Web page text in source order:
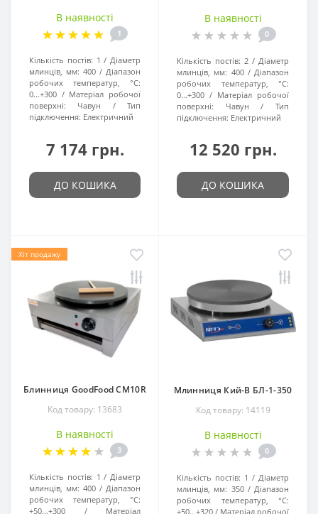
В наявності
1
Кількість постів: 1
Діаметр
млинців, мм: 400
Діапазон
робочих температур, °C:
0...+300
Матеріал робочої
поверхні:
Чавун
Тип
підключення: Електричний
7 174 грн.
ДО КОШИКА
В наявності
0
Кількість постів: 2
Діаметр
млинців, мм: 400
Діапазон
робочих температур, °C:
0...+300
Матеріал робочої
поверхні:
Чавун
Тип
підключення: Електричний
12 520 грн.
ДО КОШИКА
Хіт продажу
Блинниця GoodFood CM10R
Код товару: 13683
В наявності
3
Кількість постів: 1
Діаметр
млинців, мм: 400
Діапазон
робочих температур, °C:
+50...+300
Матеріал
Млинниця Кий-В БЛ-1-350
Код товару: 14119
В наявності
0
Кількість постів: 1
Діаметр
млинців, мм: 350
Діапазон
робочих температур, °C:
+50...+320
Матеріал робочої